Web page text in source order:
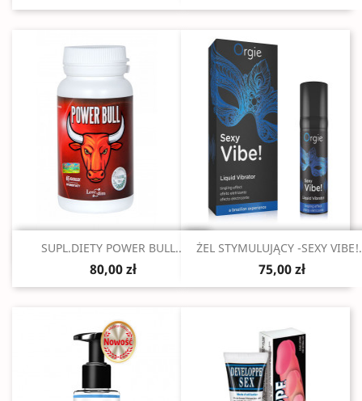
Szybki podgląd
SUPL.DIETY POWER BULL...
80,00 zł
Szybki podgląd
ŻEL STYMULUJĄCY -SEXY
75,00 zł